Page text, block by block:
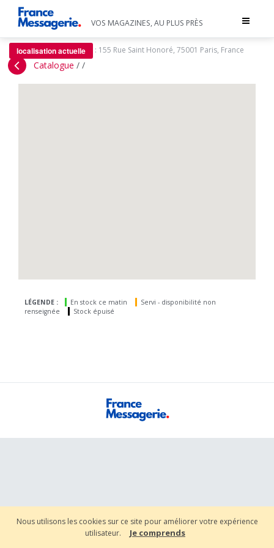
Nous utilisons les cookies sur ce site pour améliorer votre expérience
utilisateur.
Je comprends
Toggle
VOS MAGAZINES, AU PLUS PRÈS
localisation actuelle : 155 Rue Saint Honoré, 75001 Paris, France
Catalogue / /
LÉGENDE : En stock ce matin
Servi - disponibilité non
renseignée
Stock épuisé